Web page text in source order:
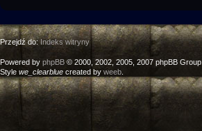
Przejdź do:Indeks witryny
Powered by phpBB © 2000, 2002, 2005, 2007 phpBB Group.
Style we_clearblue created by weeb